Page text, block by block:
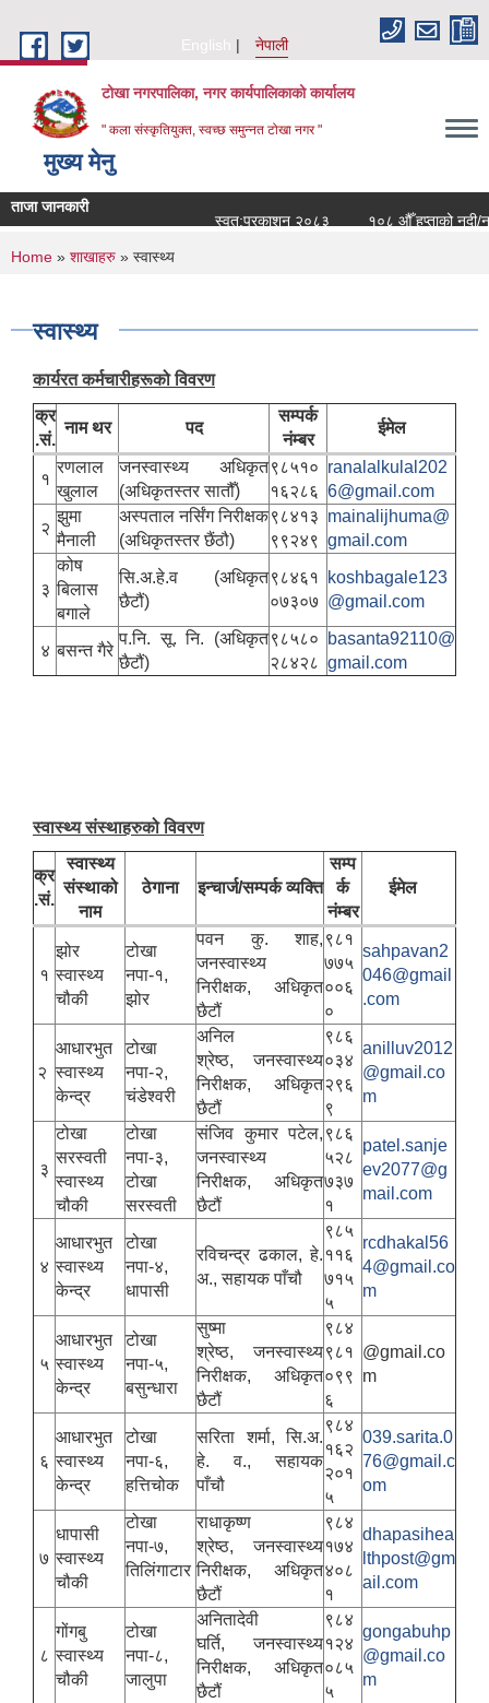
English
नेपाली
टोखा नगरपालिका, नगर कार्यपालिकाको कार्यालय
" कला संस्कृतियुक्त, स्वच्छ समुन्‍नत टोखा नगर "
मुख्य मेनु
ताजा जानकारी
स्वत:प्रकाशन २०८३
१०८ औँ हप्ताको नदी/
You are here
Home » शाखाहरु » स्वास्थ्य
स्वास्थ्य
कार्यरत कर्मचारीहरूको विवरण
क्र
.सं.
नाम थर पद
सम्पर्क
नंम्बर
ईमेल
१
रणलाल
खुलाल
जनस्वास्थ्य अधिकृत
(अधिकृतस्तर सातौँ)
९८५१०
१६२८६
ranalalkulal202
6@gmail.com
२
झुमा
मैनाली
अस्पताल नर्सिंग निरीक्षक
(अधिकृतस्तर छैंठौ)
९८४१३
९९२४९
mainalijhuma@
gmail.com
३
कोष
बिलास
बगाले
सि.अ.हे.व (अधिकृत
छैटौं)
९८४६१
०७३०७
koshbagale123
@gmail.com
४ बसन्त गैरे
प.नि. सू. नि. (अधिकृत
छैटौं)
९८५८०
२८४२८
basanta92110@
gmail.com
स्वास्थ्य संस्थाहरुको विवरण
क्र
.सं.
स्वास्थ्य
संस्थाको
नाम
ठेगाना इन्चार्ज/सम्पर्क व्यक्ति
सम्प
र्क
नंम्बर
ईमेल
१
झोर
स्वास्थ्य
चौकी
टोखा
नपा-१,
झोर
पवन कु. शाह,
जनस्वास्थ्य
निरीक्षक, अधिकृत
छैटौं
९८१
७७५
००६
०
sahpavan2
046@gmail
.com
२
आधारभुत
स्वास्थ्य
केन्द्र
टोखा
नपा-२,
चंडेश्वरी
अनिल
श्रेष्ठ, जनस्वास्थ्य
निरीक्षक, अधिकृत
छैटौं
९८६
०३४
२९६
९
anilluv2012
@gmail.co
m
३
टोखा
सरस्वती
स्वास्थ्य
चौकी
टोखा
नपा-३,
टोखा
सरस्वती
संजिव कुमार पटेल,
जनस्वास्थ्य
निरीक्षक, अधिकृत
छैटौं
९८६
५२८
७३७
१
patel.sanje
ev2077@g
mail.com
४
आधारभुत
स्वास्थ्य
केन्द्र
टोखा
नपा-४,
धापासी
रविचन्द्र ढकाल, हे.
अ., सहायक पाँचौ
९८५
११६
७१५
५
rcdhakal56
4@gmail.co
m
५
आधारभुत
स्वास्थ्य
केन्द्र
टोखा
नपा-५,
बसुन्धारा
सुष्मा
श्रेष्ठ, जनस्वास्थ्य
निरीक्षक, अधिकृत
छैटौं
९८४
९८१
०९९
६
@gmail.co
m
६
आधारभुत
स्वास्थ्य
केन्द्र
टोखा
नपा-६,
हत्तिचोक
सरिता शर्मा, सि.अ.
हे. व., सहायक
पाँचौ
९८४
१६२
२०१
५
039.sarita.0
76@gmail.c
om
७
धापासी
स्वास्थ्य
चौकी
टोखा
नपा-७,
तिलिंगाटार
राधाकृष्ण
श्रेष्ठ, जनस्वास्थ्य
निरीक्षक, अधिकृत
छैटौं
९८४
१७४
४०८
१
dhapasihea
lthpost@gm
ail.com
८
गोंगबु
स्वास्थ्य
चौकी
टोखा
नपा-८,
जालुपा
अनितादेवी
घर्ति, जनस्वास्थ्य
निरीक्षक, अधिकृत
छैटौं
९८४
१२४
०८५
५
gongabuhp
@gmail.co
m